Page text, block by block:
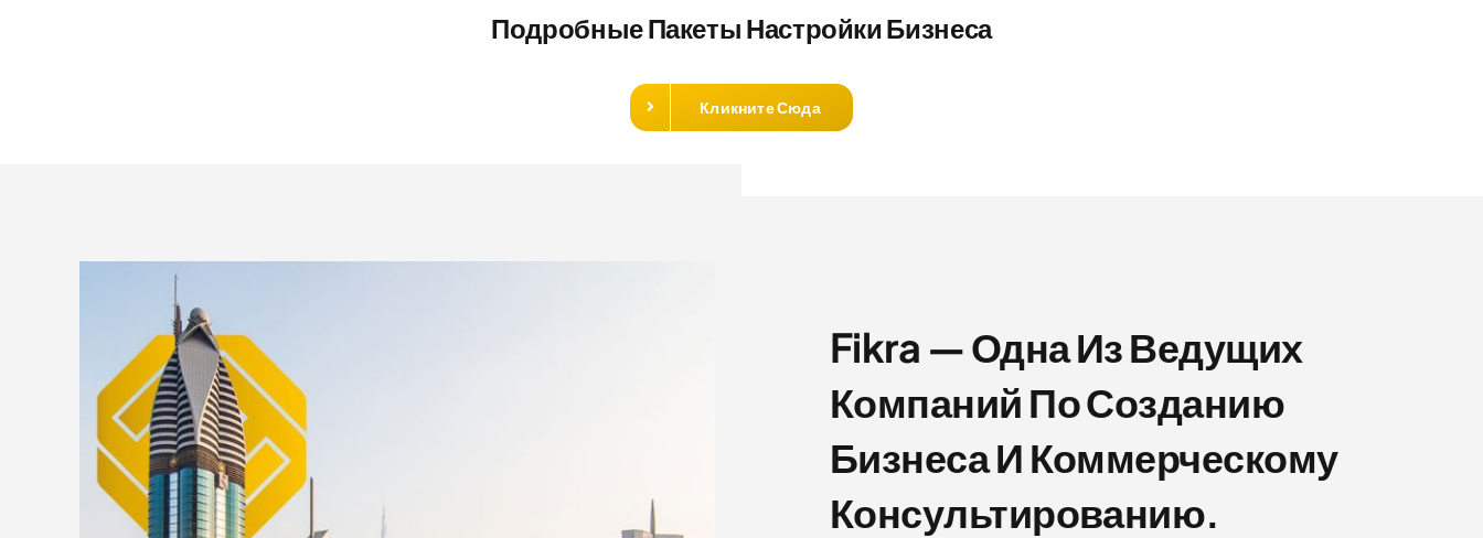
Подробные Пакеты Настройки Бизнеса
Кликните Сюда
Fikra — Одна Из Ведущих
Компаний По Созданию
Бизнеса И Коммерческому
Консультированию.